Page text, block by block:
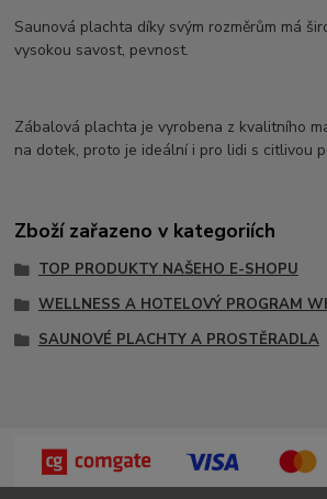
Saunová plachta díky svým rozměrům má
vysokou savost, pevnost.
Zábalová plachta je vyrobena z kvalitního
na dotek, proto je ideální i pro lidi s citlivou
Zboží zařazeno v kategoriích
TOP PRODUKTY NAŠEHO E-SHOPU
WELLNESS A HOTELOVÝ PROGRAM
SAUNOVÉ PLACHTY A PROSTĚRADLA